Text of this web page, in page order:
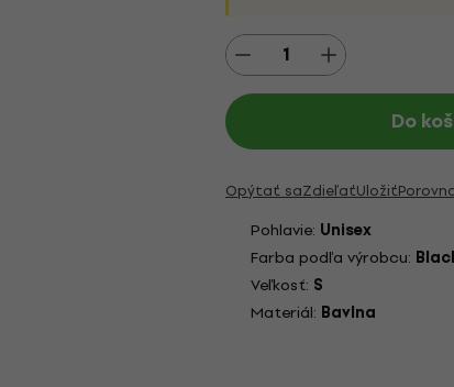
Do
Opýtať saZdieľaťUložiť
Pohlavie: Unisex
Farba podľa výrobcu:
Veľkosť: S
Materiál: Bavlna